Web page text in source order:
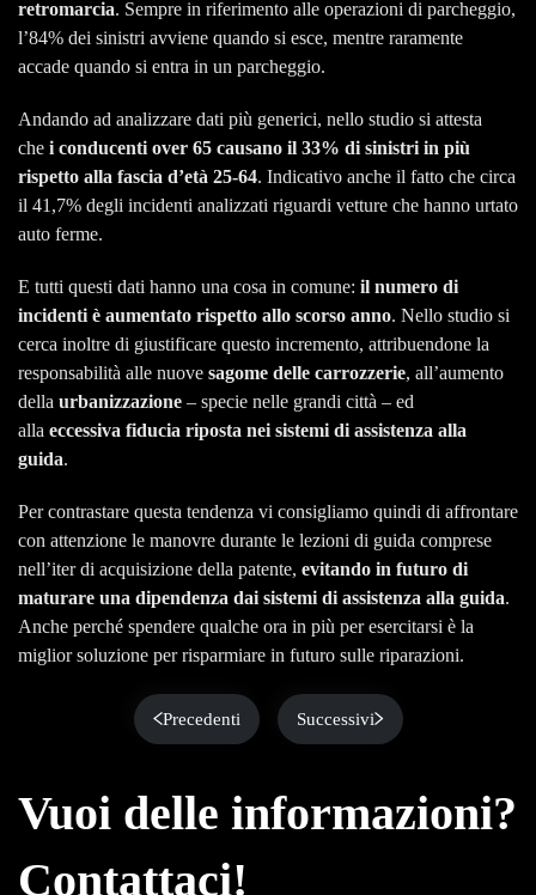
retromarcia. Sempre in riferimento alle operazioni di parcheggio,
l’84% dei sinistri avviene quando si esce, mentre raramente
accade quando si entra in un parcheggio.
Andando ad analizzare dati più generici, nello studio si attesta
che i conducenti over 65 causano il 33% di sinistri in più
rispetto alla fascia d’età 25-64. Indicativo anche il fatto che circa
il 41,7% degli incidenti analizzati riguardi vetture che hanno urtato
auto ferme.
E tutti questi dati hanno una cosa in comune: il numero di
incidenti è aumentato rispetto allo scorso anno. Nello studio si
cerca inoltre di giustificare questo incremento, attribuendone la
responsabilità alle nuove sagome delle carrozzerie, all’aumento
della urbanizzazione – specie nelle grandi città – ed
alla eccessiva fiducia riposta nei sistemi di assistenza alla
guida.
Per contrastare questa tendenza vi consigliamo quindi di affrontare
con attenzione le manovre durante le lezioni di guida comprese
nell’iter di acquisizione della patente, evitando in futuro di
maturare una dipendenza dai sistemi di assistenza alla guida.
Anche perché spendere qualche ora in più per esercitarsi è la
miglior soluzione per risparmiare in futuro sulle riparazioni.
Precedenti Successivi
Vuoi delle informazioni?
Contattaci!